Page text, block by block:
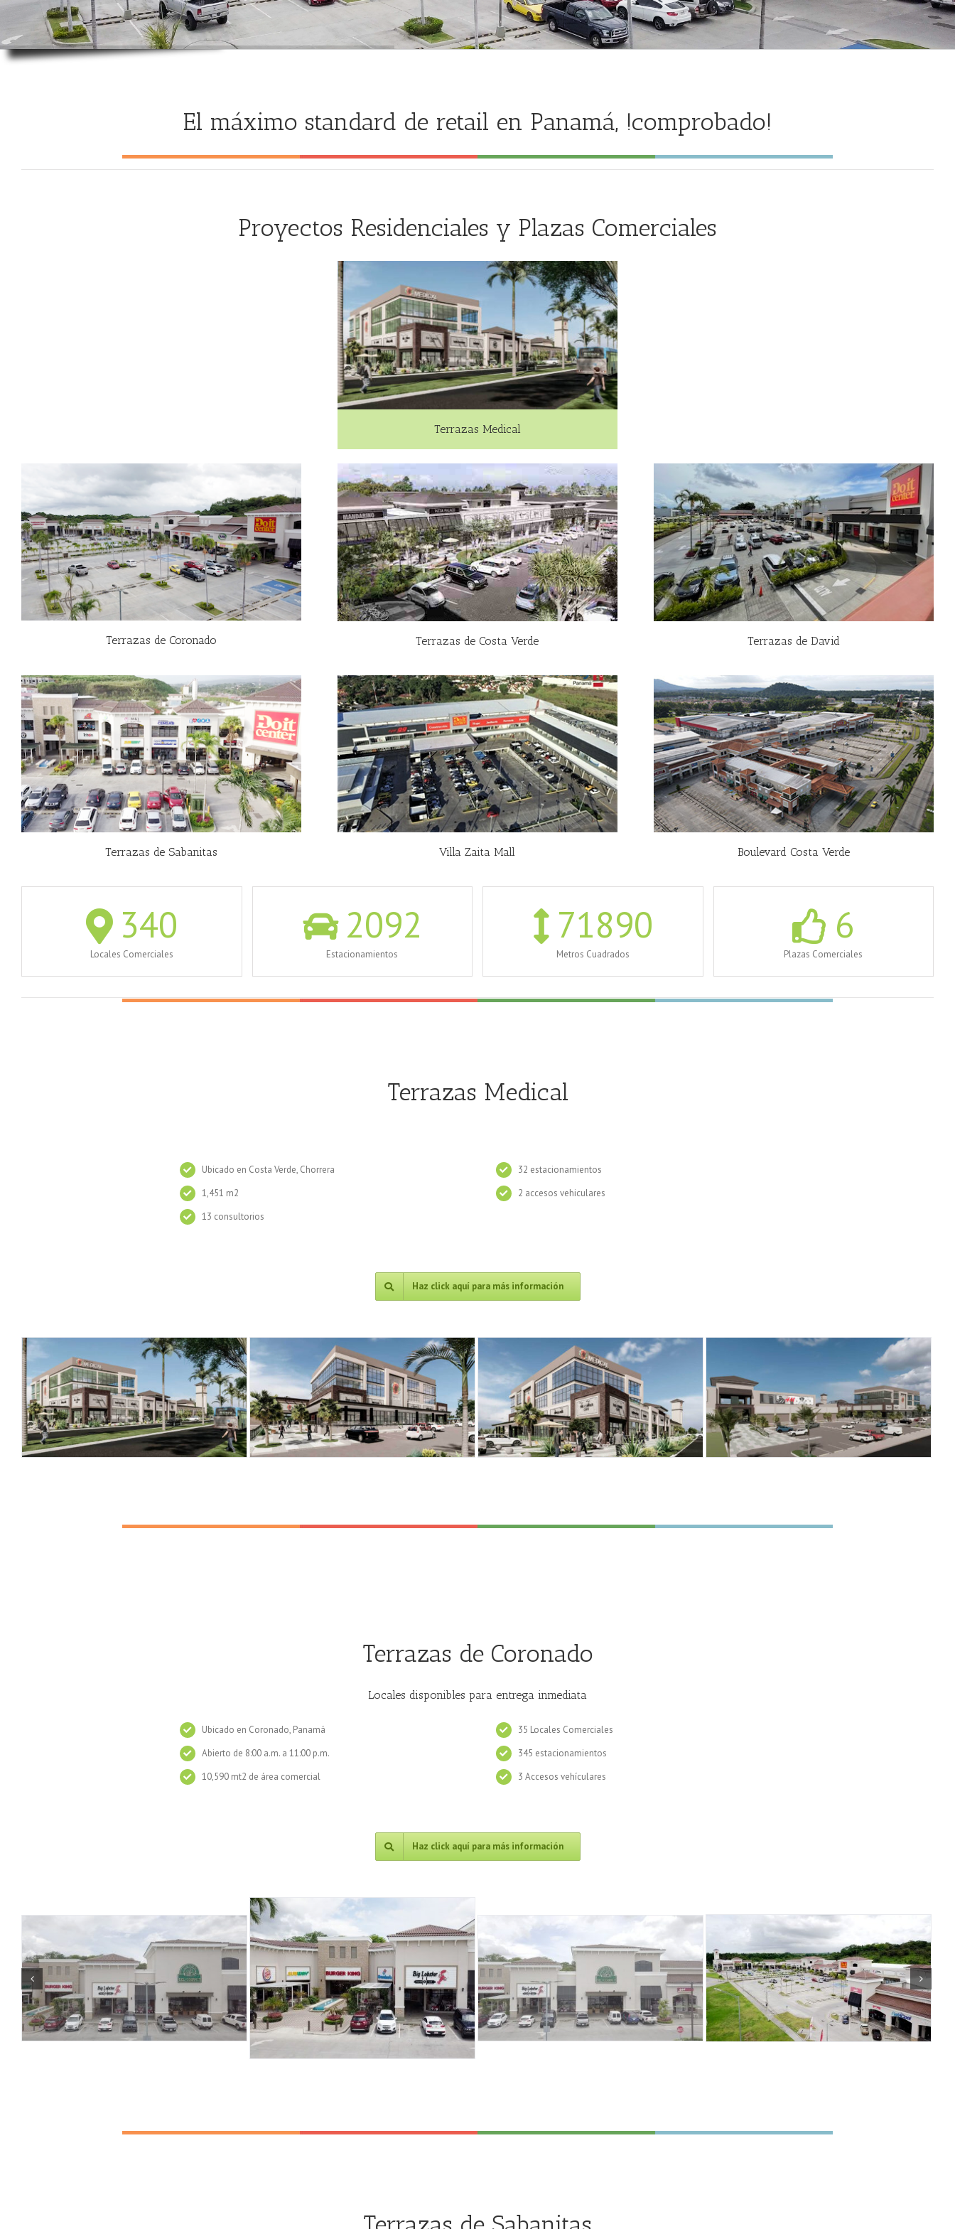
El máximo standard de retail en Panamá, !comprobado!
Proyectos Residenciales y Plazas Comerciales
Terrazas Medical
Terrazas de Coronado Terrazas de Costa Verde Terrazas de David
Terrazas de Sabanitas Villa Zaita Mall Boulevard Costa Verde
340
Locales Comerciales
2092
Estacionamientos
71890
Metros Cuadrados
6
Plazas Comerciales
Terrazas Medical
Ubicado en Costa Verde, Chorrera
1,451 m2
13 consultorios
32 estacionamientos
2 accesos vehiculares
Haz click aquí para más información
Terrazas de Coronado
Locales disponibles para entrega inmediata
Ubicado en Coronado, Panamá
Abierto de 8:00 a.m. a 11:00 p.m.
10,590 mt2 de área comercial
35 Locales Comerciales
345 estacionamientos
3 Accesos vehículares
Haz click aquí para más información